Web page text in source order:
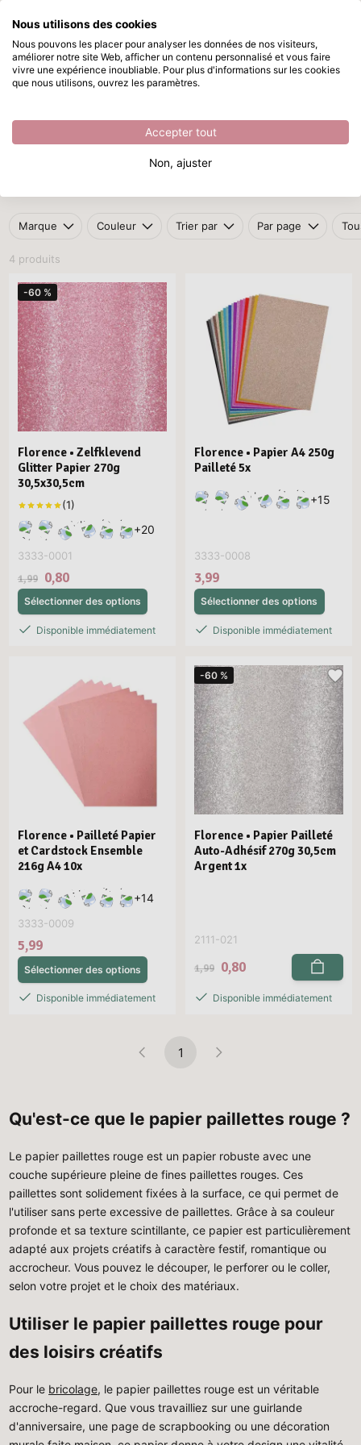
Passer au contenu principal
Disponible immédiatement
Papier paillettes rouge
/ Papier pailleté / Papier paillettes rouge
Papier paillettes rouge
Apportez une touche chaleureuse et remarquable à vos
papier paillettes rouge
Marque Couleur Trier par Par page
4 produits
-60 %
Florence • Zelfklevend
Glitter Papier 270g
30,5x30,5cm
+20
3333-0001
1,99 0,80
Sélectionner des options
Disponible immédiatement
Florence • Papier A4 250g
Pailleté 5x
+15
3333-0008
3,99
Sélectionner des options
Disponible immédiatement
Florence • Pailleté Papier
et Cardstock Ensemble
216g A4 10x
+14
3333-0009
5,99
Sélectionner des options
Disponible immédiatement
-60 %
Florence • Papier Pailleté
Auto-Adhésif 270g 30,5cm
Argent 1x
2111-021
1,99 0,80
Disponible immédiatement
1
Qu'est-ce que le papier paillettes rouge ?
Le papier paillettes rouge est un papier robuste avec une
couche supérieure pleine de fines paillettes rouges. Ces
paillettes sont solidement fixées à la surface, ce qui permet de
l'utiliser sans perte excessive de paillettes. Grâce à sa couleur
profonde et sa texture scintillante, ce papier est particulièrement
adapté aux projets créatifs à caractère festif, romantique ou
accrocheur. Vous pouvez le découper, le perforer ou le coller,
selon votre projet et le choix des matériaux.
Utiliser le papier paillettes rouge pour
des loisirs créatifs
Pour le bricolage, le papier paillettes rouge est un véritable
accroche-regard. Que vous travailliez sur une guirlande
d'anniversaire, une page de scrapbooking ou une décoration
Nous utilisons des cookies
Nous pouvons les placer pour analyser les données de nos visiteurs,
améliorer notre site Web, afficher un contenu personnalisé et vous faire
vivre une expérience inoubliable. Pour plus d'informations sur les cookies
que nous utilisons, ouvrez les paramètres.
Accepter tout
Non, ajuster